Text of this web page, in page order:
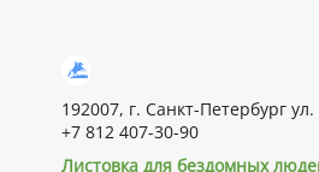
192007, г. Санкт-Петербург
+7 812 407-30-90
Листовка для бездомных